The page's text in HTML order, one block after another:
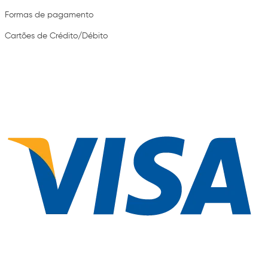
Formas de pagamento
Cartões de Crédito/Débito